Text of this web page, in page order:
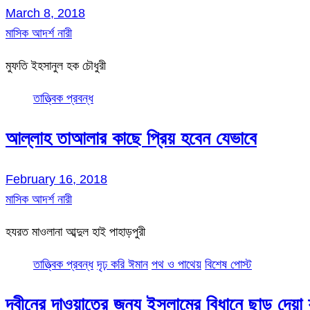
March 8, 2018
মাসিক আদর্শ নারী
মুফতি ইহসানুল হক চৌধুরী
তাত্ত্বিক প্রবন্ধ
আল্লাহ তাআলার কাছে প্রিয় হবেন যেভাবে
February 16, 2018
মাসিক আদর্শ নারী
হযরত মাওলানা আব্দুল হাই পাহাড়পুরী
তাত্ত্বিক প্রবন্ধ দৃঢ় করি ঈমান পথ ও পাথেয় বিশেষ পোস্ট
দ্বীনের দাওয়াতের জন্য ইসলামের বিধানে ছাড়